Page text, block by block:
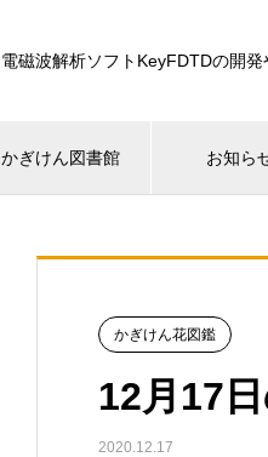
電磁波解析ソフトKeyFDTDの開
かぎけん図書館 お知ら
かぎけん花図鑑
12月17
2020.12.17